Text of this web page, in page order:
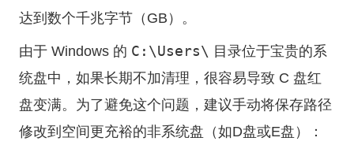
达到数个千兆字节（GB）。
由于 Windows 的 C:\Users\ 目录位于宝贵的系
统盘中，如果长期不加清理，很容易导致 C 盘红
盘变满。为了避免这个问题，建议手动将保存路径
修改到空间更充裕的非系统盘（如D盘或E盘）：